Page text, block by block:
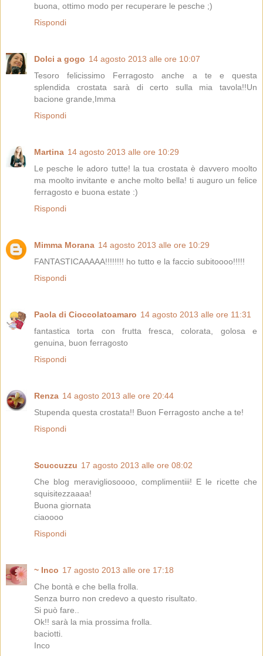
buona, ottimo modo per recuperare le pesche ;)
Rispondi
Dolci a gogo 14 agosto 2013 alle ore 10:07
Tesoro felicissimo Ferragosto anche a te e questa
splendida crostata sarà di certo sulla mia tavola!!Un
bacione grande,Imma
Rispondi
Martina 14 agosto 2013 alle ore 10:29
Le pesche le adoro tutte! la tua crostata è davvero moolto
ma moolto invitante e anche molto bella! ti auguro un felice
ferragosto e buona estate :)
Rispondi
Mimma Morana 14 agosto 2013 alle ore 10:29
FANTASTICAAAAA!!!!!!!! ho tutto e la faccio subitoooo!!!!!
Rispondi
Paola di Cioccolatoamaro 14 agosto 2013 alle ore 11:31
fantastica torta con frutta fresca, colorata, golosa e
genuina, buon ferragosto
Rispondi
Renza 14 agosto 2013 alle ore 20:44
Stupenda questa crostata!! Buon Ferragosto anche a te!
Rispondi
Scuccuzzu 17 agosto 2013 alle ore 08:02
Che blog meravigliosoooo, complimentiii! E le ricette che
squisitezzaaaa!
Buona giornata
ciaoooo
Rispondi
~ Inco 17 agosto 2013 alle ore 17:18
Che bontà e che bella frolla.
Senza burro non credevo a questo risultato.
Si può fare..
Ok!! sarà la mia prossima frolla.
baciotti.
Inco